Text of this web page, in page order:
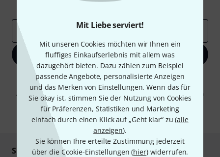
Mit Liebe serviert!
Mit unseren Cookies möchten wir Ihnen ein
fluffiges Einkaufserlebnis mit allem was
dazugehört bieten. Dazu zählen zum Beispiel
passende Angebote, personalisierte Anzeigen
und das Merken von Einstellungen. Wenn das für
Sie okay ist, stimmen Sie der Nutzung von Cookies
für Präferenzen, Statistiken und Marketing
einfach durch einen Klick auf „Geht klar“ zu (alle
anzeigen).
Sie können Ihre erteilte Zustimmung jederzeit
über die Cookie-Einstellungen (hier) widerrufen.
E-Mail-Adresse
Jetzt anmelden
Mit Klick auf „Jetzt anmelden“ stimmen Sie dem Erhalt von E-Mail-
Werbung und einer Messung des E-Mail-Nutzungsverhaltens zu. Die
Abmeldung ist jederzeit möglich. Weitere Informationen finden Sie in
unserenDatenschutzhinweisen
* Pflichtfeld
Sicher einkaufen & bezahlen